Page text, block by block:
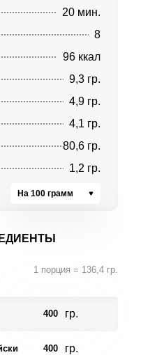
20 мин.
8
96 ккал
9,3 гр.
4,9 гр.
4,1 гр.
80,6 гр.
1,2 гр.
На 100 грамм
1 порция = 136,4 гр.
400 гр.
400 гр.